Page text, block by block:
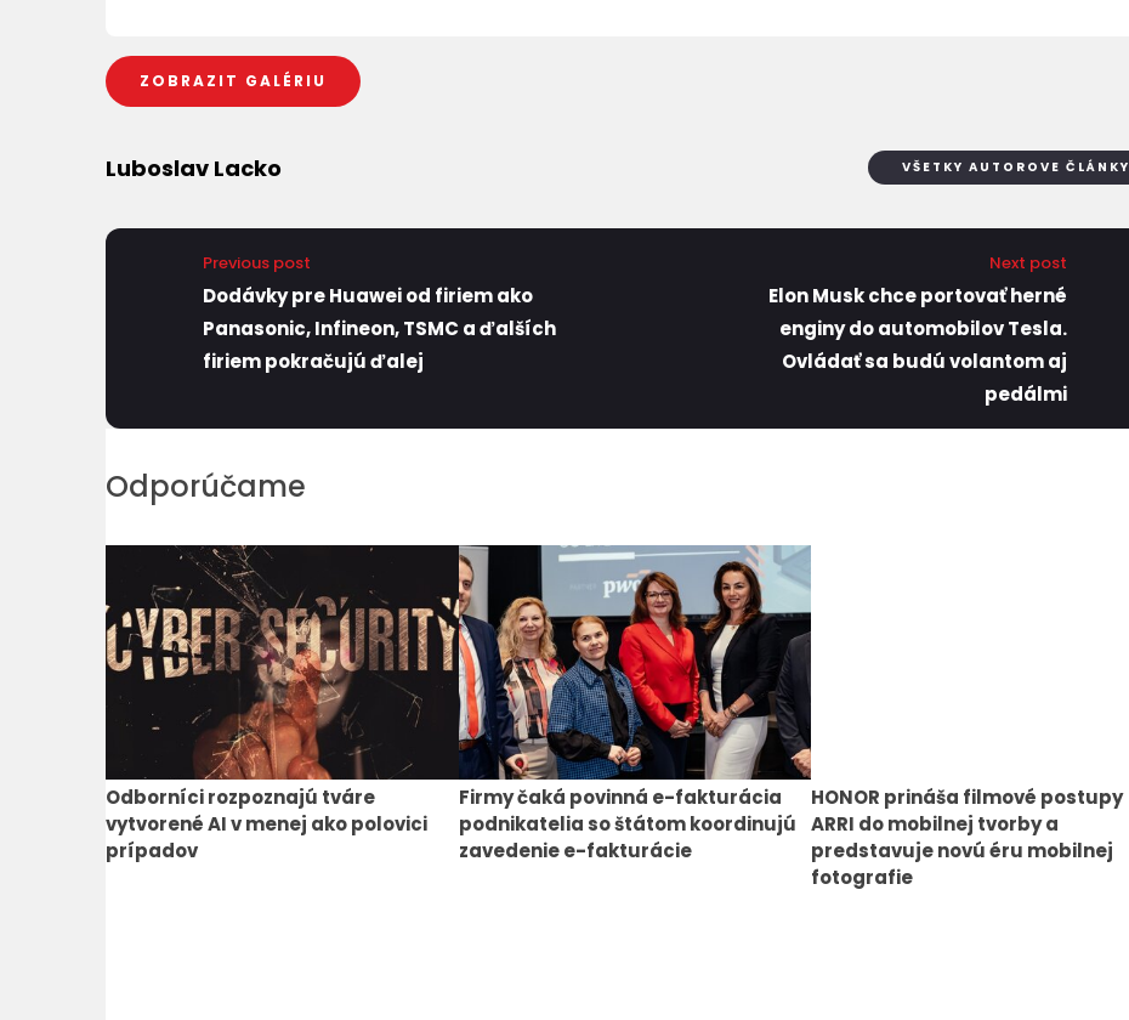
ZOBRAZIT GALÉRIU
Luboslav Lacko VŠETKY AUTOROVE ČLÁNKY
Previous post
Dodávky pre Huawei od firiem ako
Panasonic, Infineon, TSMC a ďalších
firiem pokračujú ďalej
Next post
Elon Musk chce portovať herné
enginy do automobilov Tesla.
Ovládať sa budú volantom aj
pedálmi
Odporúčame
Odborníci rozpoznajú tváre
vytvorené AI v menej ako polovici
prípadov
Firmy čaká povinná e-fakturácia
podnikatelia so štátom koordinujú
zavedenie e-fakturácie
HONOR prináša filmové postupy
ARRI do mobilnej tvorby a
predstavuje novú éru mobilnej
fotografie